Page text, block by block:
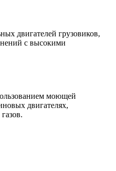
двигателей грузовиков,
с высокими
моющей
двигателях,